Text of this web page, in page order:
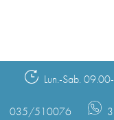
Lun.-Sab.
035/510076